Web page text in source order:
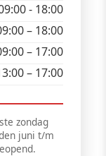
- 18:00
– 18:00
– 17:00
– 17:00
zondag
juni t/m